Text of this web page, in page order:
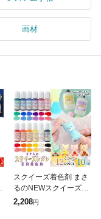
画材
スクイーズ着色剤 まさ
るのNEWスクイーズレ
ジン専用着色剤 12色セ
2,208円